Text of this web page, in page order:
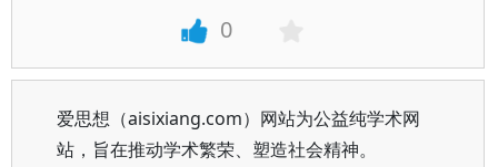
0
爱思想（aisixiang.com）网站为公益纯学术网
站，旨在推动学术繁荣、塑造社会精神。